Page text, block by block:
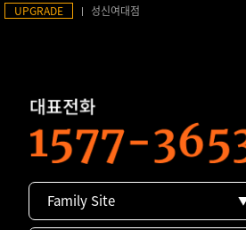
UPGRADE 성신여대점
Family Site